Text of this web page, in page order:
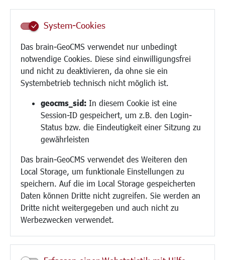
System-Cookies
Das brain-GeoCMS verwendet nur unbedingt
notwendige Cookies. Diese sind einwilligungsfrei
und nicht zu deaktivieren, da ohne sie ein
Systembetrieb technisch nicht möglich ist.
geocms_sid: In diesem Cookie ist eine
Session-ID gespeichert, um z.B. den Login-
Status bzw. die Eindeutigkeit einer Sitzung zu
gewährleisten
Das brain-GeoCMS verwendet des Weiteren den
Local Storage, um funktionale Einstellungen zu
speichern. Auf die im Local Storage gespeicherten
Daten können Dritte nicht zugreifen. Sie werden an
Dritte nicht weitergegeben und auch nicht zu
Werbezwecken verwendet.
Schule
Demokratie leben
Ukrainehilfe
Hilfe für Geflüchtete
Religion
Bauen/Umwelt/Mobilität
Bebauungsplanung
Verkehr/Mobilität
Glasfaserausbau
Aktuelle Baustellen
Paddelteich
CINDY S
Kultur/Freizeit/Tourismus
Veranstaltungen